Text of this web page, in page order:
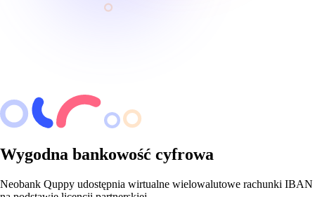
Wygodna bankowość cyfrowa
Neobank Quppy udostępnia wirtualne wielowalutowe rachunki IBAN